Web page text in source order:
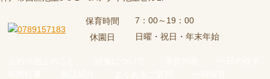
保育時間
7：00～19：00
休園日
日曜・祝日・年末年始